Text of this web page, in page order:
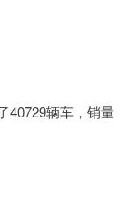
40729辆车，销量